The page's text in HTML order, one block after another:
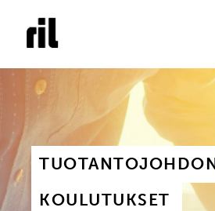
KOULUTUKSET